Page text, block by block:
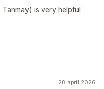
is very helpful
28 april 2026